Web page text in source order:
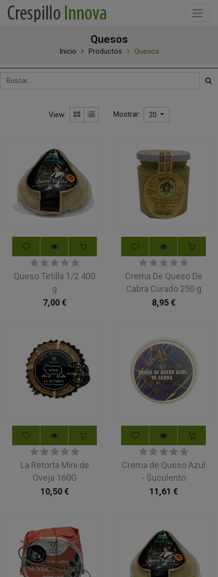
Quesos
Inicio Productos Quesos
View: Mostrar: 20
Queso Tetilla 1/2 400
g
7,00€
Crema De Queso De
Cabra Curado 250 g
8,95€
La Retorta Mini de
Oveja 160G
10,50€
Crema de Queso Azul
- Suculento
11,61 €